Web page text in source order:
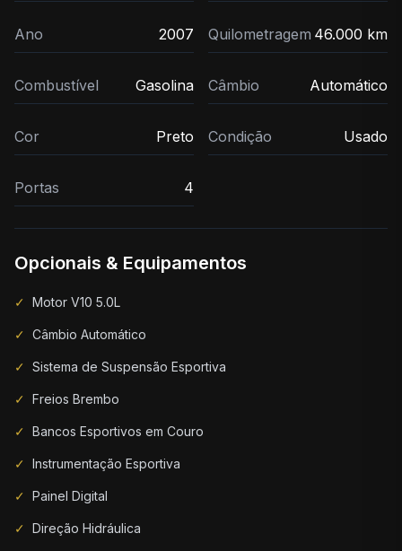
Ano 2007 Quilometragem 46.000 km
Combustível Gasolina Câmbio Automático
Cor Preto Condição Usado
Portas 4
Opcionais & Equipamentos
✓ Motor V10 5.0L
✓ Câmbio Automático
✓ Sistema de Suspensão Esportiva
✓ Freios Brembo
✓ Bancos Esportivos em Couro
✓ Instrumentação Esportiva
✓ Painel Digital
✓ Direção Hidráulica